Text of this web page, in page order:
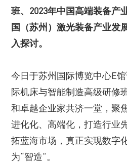
班、2023年中国高端装备产
国（苏州）激光装备产业发
入探讨。
今日于苏州国际博览中心E
际机床与智能制造高级研修
和卓越企业家共济一堂，聚
进化化、高端化，打造行业
拓蓝海市场，真正实现数字
为“智造”。